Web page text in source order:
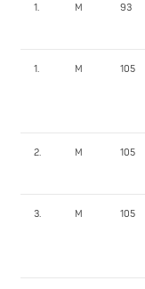
1. M 93
1. M 105
2. M 105
3. M 105